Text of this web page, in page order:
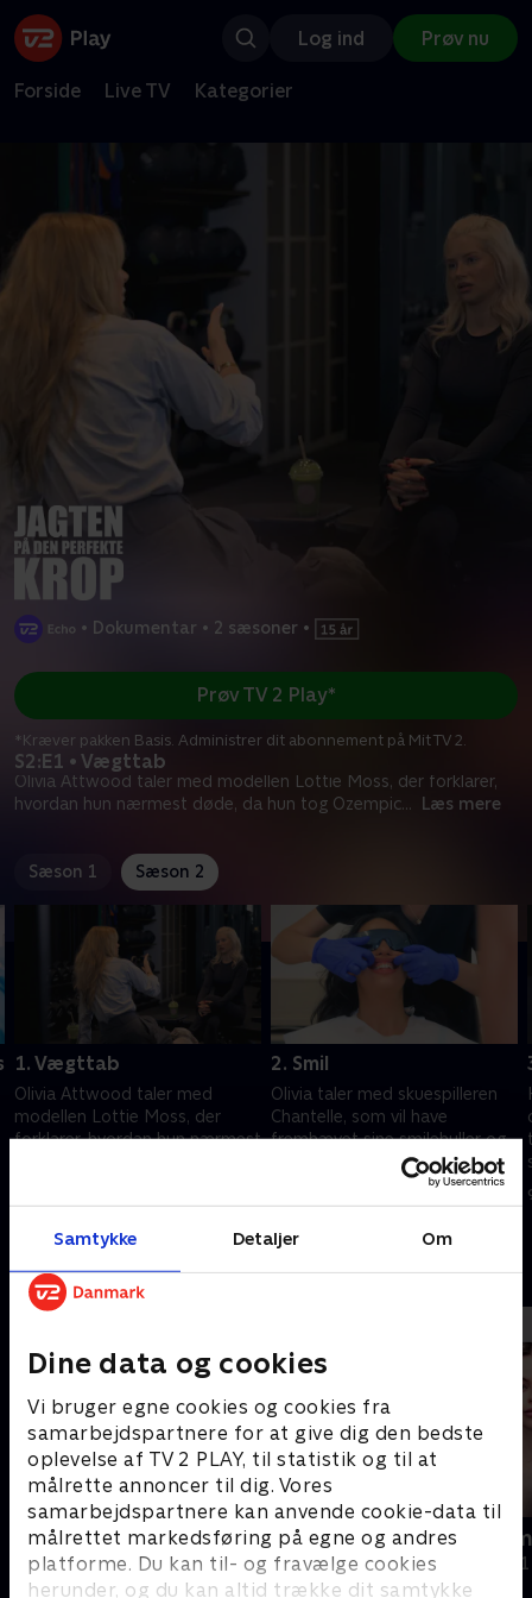
Samtykke Detaljer Om
Dine data og cookies
Vi bruger egne cookies og cookies fra
samarbejdspartnere for at give dig den bedste
oplevelse af TV 2 PLAY, til statistik og til at
målrette annoncer til dig. Vores
samarbejdspartnere kan anvende cookie-data til
målrettet markedsføring på egne og andres
platforme. Du kan til- og fravælge cookies
herunder, og du kan altid trække dit samtykke
Log ind Prøv nu
Forside Live TV Kategorier
• Dokumentar • 2 sæsoner •
S2:E1 • Vægttab
Olivia Attwood taler med modellen Lottie Moss, der forklarer,
hvordan hun nærmest døde, da hun tog Ozempic... Læs mere
Prøv TV 2 Play*
*Kræver pakken Basis. Administrer dit abonnement på Mit TV 2.
Sæson 1 Sæson 2
1. Vægttab
Olivia Attwood taler med
modellen Lottie Moss, der
forklarer, hvordan hun nærmest
2. Smil
Olivia taler med skuespilleren
Chantelle, som vil have
fremhævet sine smilehuller og
skolelæreren Aisha, som vil
have fjernet fedt i kinderne.
Andre så også
Rig på sex
Dokumentar • 3 sæsoner
Smuk som
Dokumentar •